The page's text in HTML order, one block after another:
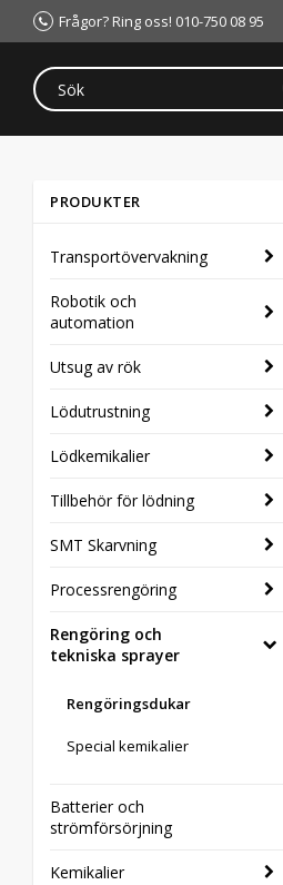
Frågor? Ring oss! 010-750 08 95
PRODUKTER
Transportövervakning
Robotik och
automation
Utsug av rök
Lödutrustning
Lödkemikalier
Tillbehör för lödning
SMT Skarvning
Processrengöring
Rengöring och
tekniska sprayer
Rengöringsdukar
Special kemikalier
Batterier och
strömförsörjning
Kemikalier